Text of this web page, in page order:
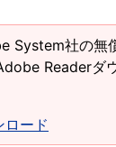
System社の無
Readerダ
ード